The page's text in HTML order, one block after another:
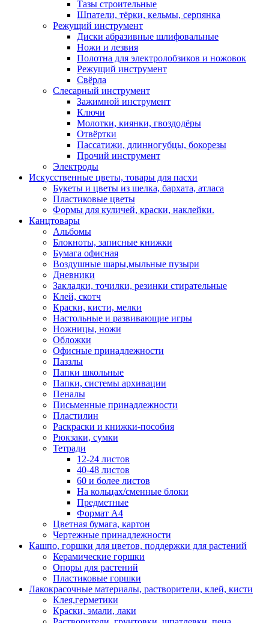
Тазы строительные
Шпатели, тёрки, кельмы, серпянка
Режущий инструмент
Диски абразивные шлифовальные
Ножи и лезвия
Полотна для электролобзиков и ножовок
Режущий инструмент
Свёрла
Слесарный инструмент
Зажимной инструмент
Ключи
Молотки, киянки, гвоздодёры
Отвёртки
Пассатижи, длинногубцы, бокорезы
Прочий инструмент
Электроды
Искусственные цветы, товары для пасхи
Букеты и цветы из шелка, бархата, атласа
Пластиковые цветы
Формы для куличей, краски, наклейки.
Канцтовары
Альбомы
Блокноты, записные книжки
Бумага офисная
Воздушные шары,мыльные пузыри
Дневники
Закладки, точилки, резинки стирательные
Клей, скотч
Краски, кисти, мелки
Настольные и развивающие игры
Ножницы, ножи
Обложки
Офисные принадлежности
Паззлы
Папки школьные
Папки, системы архивации
Пеналы
Письменные принадлежности
Пластилин
Раскраски и книжки-пособия
Рюкзаки, сумки
Тетради
12-24 листов
40-48 листов
60 и более листов
На кольцах/сменные блоки
Предметные
Формат А4
Цветная бумага, картон
Чертежные принадлежности
Кашпо, горшки для цветов, поддержки для растений
Керамические горшки
Опоры для растений
Пластиковые горшки
Лакокрасочные материалы, растворители, клей, кисти
Клея,герметики
Краски, эмали, лаки